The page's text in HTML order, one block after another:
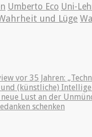
Umberto Eco Uni-
und Lüge
vor 35 Jahren:
(künstliche)
neue Lust an der
schenken